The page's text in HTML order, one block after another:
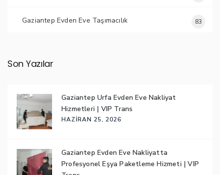
Gaziantep Evden Eve Taşımacılık 83
Son Yazılar
Gaziantep Urfa Evden Eve Nakliyat
Hizmetleri | VIP Trans
HAZIRAN 25, 2026
Gaziantep Evden Eve Nakliyatta
Profesyonel Eşya Paketleme Hizmeti | VIP